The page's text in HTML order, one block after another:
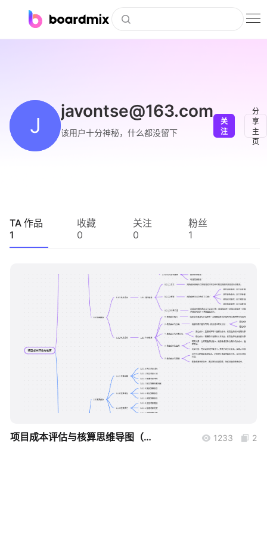
下载
企业服务
知识分享社区
J
javontse@163.com
该用户十分神秘，什么都没留下
关
注
分
享
主
页
TA 作品
1
收藏
0
关注
0
粉丝
1
项目成本评估与核算思维导图（简易版本） 1233 2